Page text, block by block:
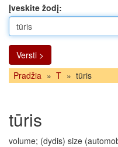
Įveskite žodį:
Versti >
Pradžia » T » tūris
tūris
volume; (dydis) size